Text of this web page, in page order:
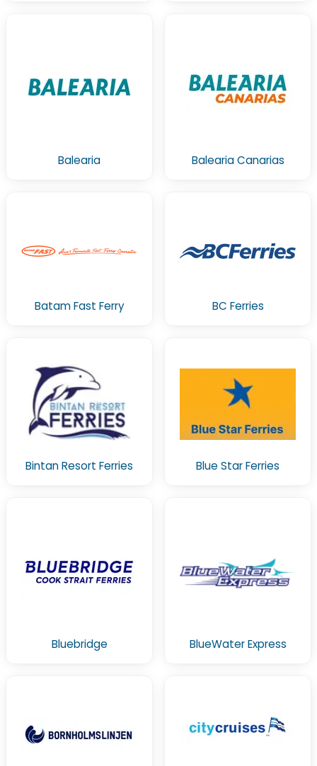
Balearia Balearia Canarias
Batam Fast Ferry BC Ferries
Bintan Resort Ferries Blue Star Ferries
Bluebridge BlueWater Express